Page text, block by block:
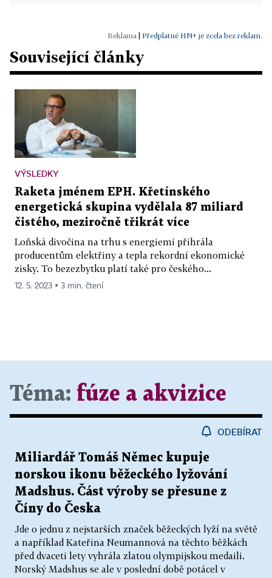
Předplatné HN+ je zcela bez reklam.
Související články
VÝSLEDKY
Raketa jménem EPH. Křetínského
energetická skupina vydělala 87 miliard
čistého, meziročně třikrát více
Loňská divočina na trhu s energiemi přihrála
producentům elektřiny a tepla rekordní ekonomické
zisky. To bezezbytku platí také pro českého...
12. 5. 2023 ▪ 3 min. čtení
Téma: fúze a akvizice
ODEBÍRAT
Miliardář Tomáš Němec kupuje
norskou ikonu běžeckého lyžování
Madshus. Část výroby se přesune z
Číny do Česka
Jde o jednu z nejstarších značek běžeckých lyží na světě
a například Kateřina Neumannová na těchto běžkách
před dvaceti lety vyhrála zlatou olympijskou medaili.
Norský Madshus se ale v poslední době potácel v